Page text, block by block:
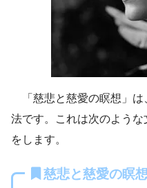
「慈悲と慈愛の瞑想」は
法です。これは次のよう
をします。
慈悲と慈愛の瞑